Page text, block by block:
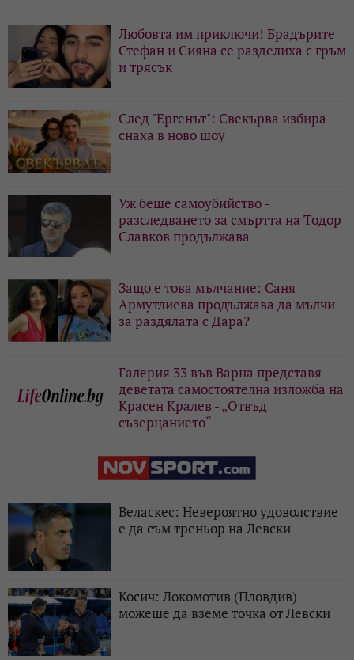
Любовта им приключи! Брадърите
Стефан и Сияна се разделиха с гръм
и трясък
След "Ергенът": Свекърва избира
снаха в ново шоу
Уж беше самоубийство -
разследването за смъртта на Тодор
Славков продължава
Защо е това мълчание: Саня
Армутлиева продължава да мълчи
за раздялата с Дара?
Галерия 33 във Варна представя
деветата самостоятелна изложба на
Красен Кралев - „Отвъд
съзерцанието“
Веласкес: Невероятно удоволствие
е да съм треньор на Левски
Косич: Локомотив (Пловдив)
можеше да вземе точка от Левски